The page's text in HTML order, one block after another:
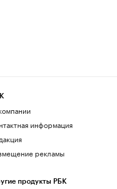
информация
рекламы
продукты РБК